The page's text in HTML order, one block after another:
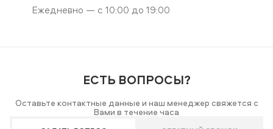
Ежедневно — с 10:00 до 19:00
ЕСТЬ ВОПРОСЫ?
Оставьте контактные данные и наш менеджер свяжется с
Вами в течение часа